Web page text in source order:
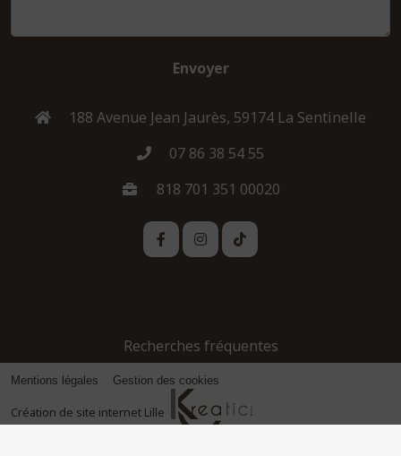
Envoyer
188 Avenue Jean Jaurès, 59174 La Sentinelle
07 86 38 54 55
818 701 351 00020
Recherches fréquentes
Mentions légales Gestion des cookies
Création de site internet Lille